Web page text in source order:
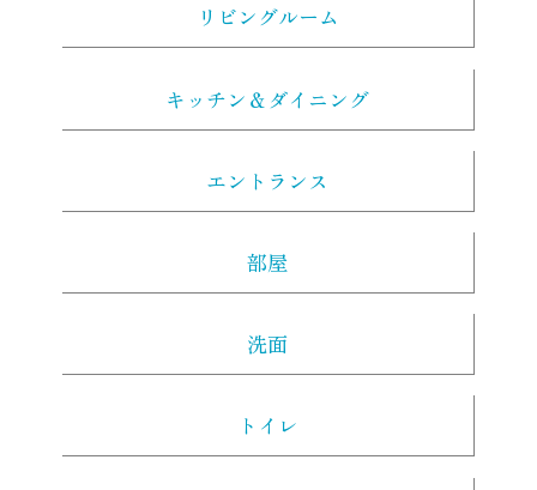
リビングルーム
キッチン＆ダイニング
エントランス
部屋
洗面
トイレ